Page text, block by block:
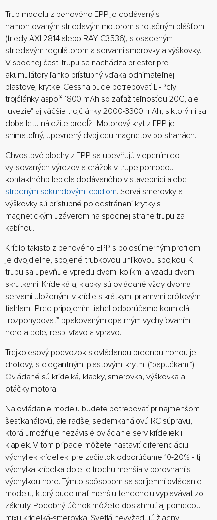
Trup modelu z penového EPP je dodávaný s
namontovaným striedavým motorom s rotačným plášťom
(triedy AXI 2814 alebo RAY C3536), s osadeným
striedavým regulátorom a servami smerovky a výškovky.
V spodnej časti trupu sa nachádza priestor pre
akumulátory ľahko prístupný vďaka odnímateľnej
plastovej krytke. Cessna bude potrebovať Li-Poly
trojčlánky aspoň 1800 mAh so zaťažiteľnosťou 20C, ale
"uvezie" aj väčšie trojčlánky 2000-3300 mAh, s ktorými sa
doba letu náležite predĺži. Motorový kryt z EPP je
snímateľný, upevnený dvojicou magnetov po stranách.
Chvostové plochy z EPP sa upevňujú vlepením do
vylisovaných výrezov a drážok v trupe pomocou
kontaktného lepidla dodávaného v stavebnici alebo
stredným sekundovým lepidlom. Servá smerovky a
výškovky sú prístupné po odstránení krytky s
magnetickým uzáverom na spodnej strane trupu za
kabínou.
Krídlo takisto z penového EPP s polosúmerným profilom
je dvojdielne, spojené trubkovou uhlíkovou spojkou. K
trupu sa upevňuje vpredu dvomi kolíkmi a vzadu dvomi
skrutkami. Krídelká aj klapky sú ovládané vždy dvoma
servami uloženými v krídle s krátkymi priamymi drôtovými
tiahlami. Pred pripojením tiahel odporúčame kormidlá
"rozpohybovať" opakovaným opatrným vychyľovaním
hore a dole, resp. vľavo a vpravo.
Trojkolesový podvozok s ovládanou prednou nohou je
drôtový, s elegantnými plastovými krytmi ("papučkami").
Ovládané sú krídelká, klapky, smerovka, výškovka a
otáčky motora.
Na ovládanie modelu budete potrebovať prinajmenšom
šesťkanálovú, ale radšej sedemkanálovú RC súpravu,
ktorá umožňuje nezávislé ovládanie serv krídeliek i
klapiek. V tom prípade môžete nastaviť diferenciáciu
výchyliek krídeliek; pre začiatok odporúčame 10-20% - tj.
výchylka krídelka dole je trochu menšia v porovnaní s
výchylkou hore. Týmto spôsobom sa spríjemní ovládanie
modelu, ktorý bude mať menšiu tendenciu vyplavávat zo
zákruty. Podobný účinok môžete dosiahnuť aj pomocou
mixu krídelká-smerovka. Svetlá nevyžadujú žiadny